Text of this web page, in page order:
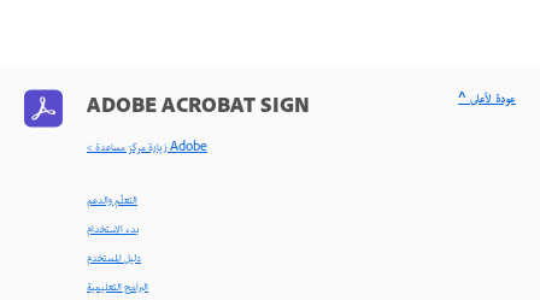
ADOBE ACROBAT SIGN
< زيارة مركز مساعدة Adobe
التعلّم والدعم
بدء الاستخدام
دليل المستخدم
البرامج التعليمية
^ عودة لأعلى